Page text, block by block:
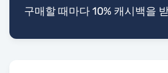
구매할 때마다 10% 캐시백을